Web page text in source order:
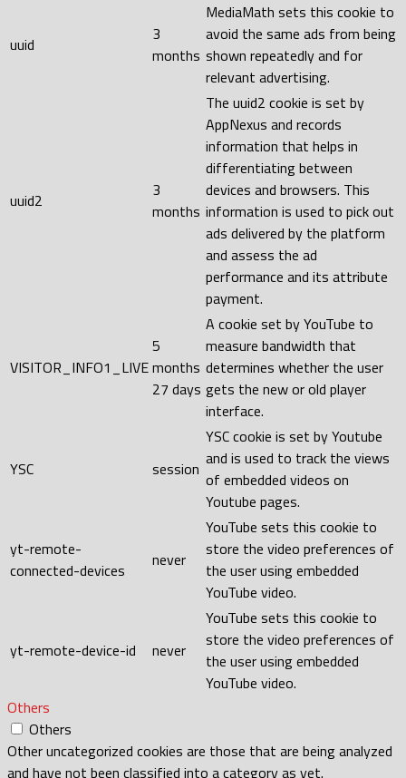
uuid
3
months
MediaMath sets this cookie to
avoid the same ads from being
shown repeatedly and for
relevant advertising.
uuid2
3
months
The uuid2 cookie is set by
AppNexus and records
information that helps in
differentiating between
devices and browsers. This
information is used to pick out
ads delivered by the platform
and assess the ad
performance and its attribute
payment.
VISITOR_INFO1_LIVE
5
months
27 days
A cookie set by YouTube to
measure bandwidth that
determines whether the user
gets the new or old player
interface.
YSC session
YSC cookie is set by Youtube
and is used to track the views
of embedded videos on
Youtube pages.
yt-remote-
connected-devices
never
YouTube sets this cookie to
store the video preferences of
the user using embedded
YouTube video.
yt-remote-device-id never
YouTube sets this cookie to
store the video preferences of
the user using embedded
YouTube video.
Others
Others
Other uncategorized cookies are those that are being analyzed
and have not been classified into a category as yet.